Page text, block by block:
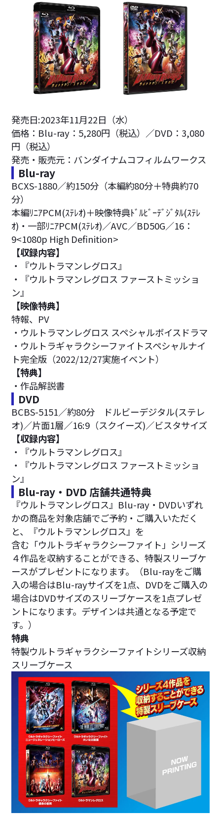
発売日:2023年11月22日（水）
価格：Blu-ray：5,280円（税込）／DVD：3,080
円（税込）
発売・販売元：バンダイナムコフィルムワークス
Blu-ray
BCXS-1880／約150分（本編約80分＋特典約70
分）
本編ﾘﾆｱPCM(ｽﾃﾚｵ)＋映像特典ﾄﾞﾙﾋﾞｰﾃﾞｼﾞﾀﾙ(ｽﾃﾚ
ｵ)・一部ﾘﾆｱPCM(ｽﾃﾚｵ)／AVC／BD50G／16：
9<1080p High Definition>
【収録内容】
・『ウルトラマンレグロス』
・『ウルトラマンレグロス ファーストミッショ
ン』
【映像特典】
特報、PV
・ウルトラマンレグロス スペシャルボイスドラマ
・ウルトラギャラクシーファイトスペシャルナイ
ト完全版（2022/12/27実施イベント）
【特典】
・作品解説書
DVD
BCBS-5151／約80分 ドルビーデジタル(ステレ
オ)／片面1層／16:9（スクイーズ)／ビスタサイズ
【収録内容】
・『ウルトラマンレグロス』
・『ウルトラマンレグロス ファーストミッショ
ン』
Blu-ray・DVD 店舗共通特典
『ウルトラマンレグロス』Blu-ray・DVDいずれ
かの商品を対象店舗でご予約・ご購入いただく
と、『ウルトラマンレグロス』を
含む「ウルトラギャラクシーファイト」シリーズ
４作品を収納することができる、特製スリーブケ
ースがプレゼントになります。（Blu-rayをご購
入の場合はBlu-rayサイズを1点、DVDをご購入の
場合はDVDサイズのスリーブケースを1点プレゼ
ントになります。デザインは共通となる予定で
す。）
特典
特製ウルトラギャラクシーファイトシリーズ収納
スリーブケース